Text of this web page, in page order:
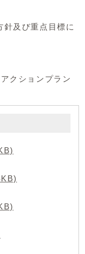
及び重点目標に
クションプラン